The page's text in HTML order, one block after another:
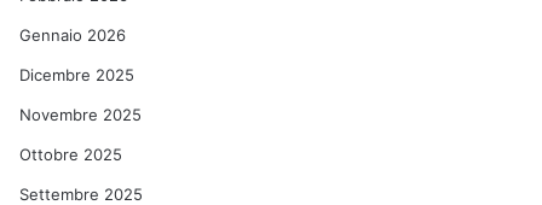
Gennaio 2026
Dicembre 2025
Novembre 2025
Ottobre 2025
Settembre 2025